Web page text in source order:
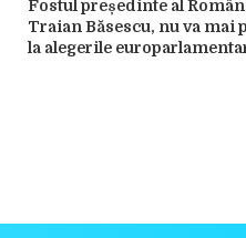
Fostul președinte al
Traian Băsescu, nu va mai
la alegerile